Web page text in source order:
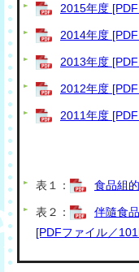
2015年度
2014年度
2013年度
2012年度
2011年度
表１： 食品組
表２：
伴隨食
[PDFファイル／